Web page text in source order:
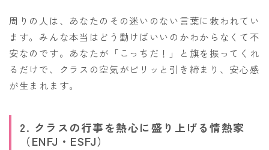
周りの人は、あなたのその迷いのない言葉に救われてい
ます。みんな本当はどう動けばいいのかわからなくて不
安なのです。あなたが「こっちだ！」と旗を振ってくれ
るだけで、クラスの空気がピリッと引き締まり、安心感
が生まれます。
2. クラスの行事を熱心に盛り上げる情熱家
（ENFJ・ESFJ）